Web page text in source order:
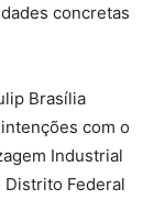
concretas
Brasília
com o
Industrial
Distrito Federal